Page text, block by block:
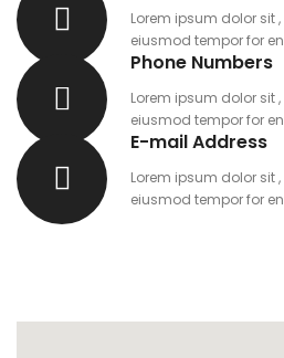
Lorem ipsum dolor sit
eiusmod tempor for
Phone Numbers
Lorem ipsum dolor sit
eiusmod tempor for
E-mail Address
Lorem ipsum dolor sit
eiusmod tempor for